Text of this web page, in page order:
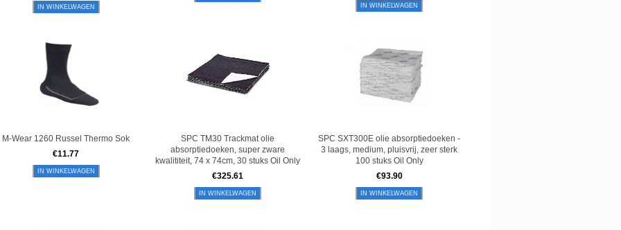
IN WINKELWAGEN IN WINKELWAGEN
M-Wear 1260 Russel Thermo Sok
€11.77
IN WINKELWAGEN
SPC TM30 Trackmat olie
absorptiedoeken, super zware
kwalititeit, 74 x 74cm, 30 stuks Oil Only
€325.61
IN WINKELWAGEN
SPC SXT300E olie absorptiedoeken -
3 laags, medium, pluisvrij, zeer sterk
100 stuks Oil Only
€93.90
IN WINKELWAGEN